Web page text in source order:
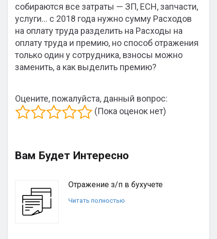
собираются все затраты — ЗП, ЕСН, запчасти,
услуги… с 2018 года нужно сумму Расходов
на оплату труда разделить на Расходы на
оплату труда и премию, но способ отражения
только один у сотрудника, взносы можно
заменить, а как выделить премию?
Оцените, пожалуйста, данный вопрос:
(Пока оценок нет)
Вам Будет Интересно
Отражение з/п в бухучете
Читать полностью